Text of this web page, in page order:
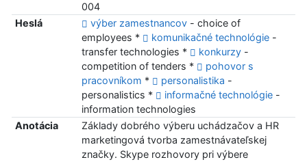
004
Heslá
výber zamestnancov- choice of
employees *
komunikačné technológie-
transfer technologies *
konkurzy-
competition of tenders *
pohovor s
pracovníkom * personalistika -
personalistics *
informačné technológie-
information technologies
Anotácia
Základy dobrého výberu uchádzačov a HR
marketingová tvorba zamestnávateľskej
značky. Skype rozhovory pri výbere